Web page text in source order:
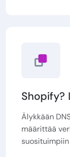
Shopify?
Älykkään
määrittää